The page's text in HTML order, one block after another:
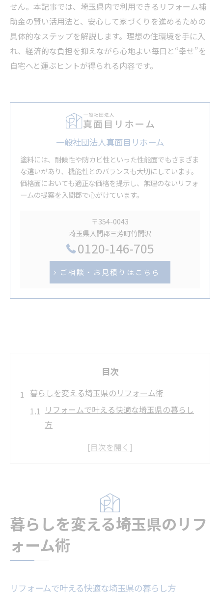
せん。本記事では、埼玉県内で利用できるリフォーム補
助金の賢い活用法と、安心して家づくりを進めるための
具体的なステップを解説します。理想の住環境を手に入
れ、経済的な負担を抑えながら心地よい毎日と“幸せ”を
自宅へと運ぶヒントが得られる内容です。
一般社団法人真面目リホーム
塗料には、耐候性や防カビ性といった性能面でもさまざま
な違いがあり、機能性とのバランスも大切にしています。
価格面においても適正な価格を提示し、無理のないリフォ
ームの提案を入間郡で心がけています。
〒354-0043
埼玉県入間郡三芳町竹間沢
0120-146-705
ご相談・お見積りはこちら
目次
暮らしを変える埼玉県のリフォーム術
リフォームで叶える快適な埼玉県の暮らし
方
埼玉県の住まいに最適なリフォーム事例紹
補助金情報を活かしたリフォームの進め方
幸せを運ぶ住まい改革のポイント解説
リフォームで幸せを運ぶ住まい作りの基本
ト
暮らしを変える埼玉県のリフ
ォーム術
リフォームで叶える快適な埼玉県の暮らし方